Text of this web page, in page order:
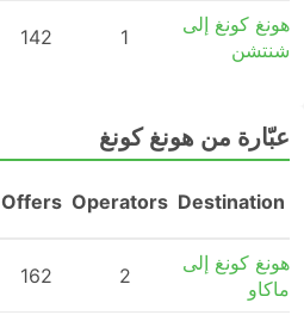
هونغ كونغ إلى
شنتشن
1
142
عبّارة من هونغ كونغ
Destination
Operators
Offers
هونغ كونغ إلى
ماكاو
2
162